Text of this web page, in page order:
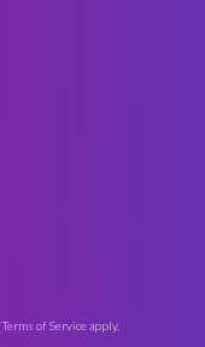
Terms of Serviceapply.